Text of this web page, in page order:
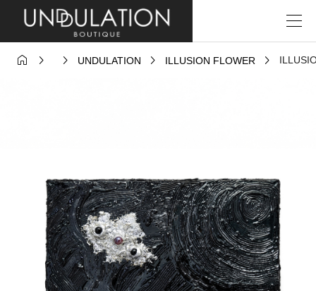
   UNDULATION  ILLUSION FLOWER 